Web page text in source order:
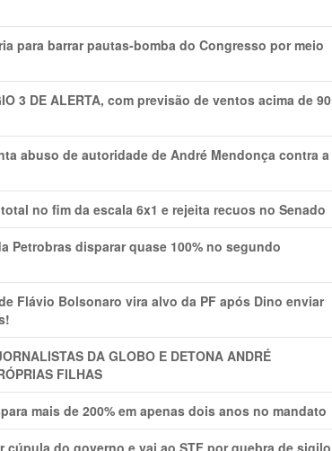
para barrar pautas-bomba do Congresso por meio
3 DE ALERTA, com previsão de ventos acima de 90
abuso de autoridade de André Mendonça contra a
no fim da escala 6x1 e rejeita recuos no Senado
Petrobras disparar quase 100% no segundo
de Flávio Bolsonaro vira alvo da PF após Dino enviar
DA GLOBO E DETONA ANDRÉ
FILHAS
mais de 200% em apenas dois anos no mandato
cúpula do governo e vai ao STF por quebra de sigilo